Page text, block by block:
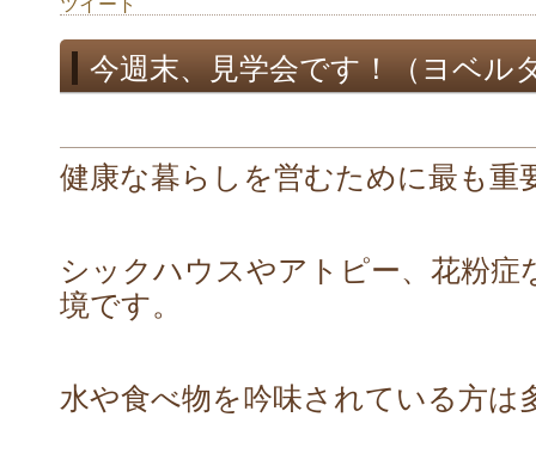
ツイート
今週末、見学会です！（ヨベル
健康な暮らしを営むために最も重
シックハウスやアトピー、花粉症
境です。
水や食べ物を吟味されている方は